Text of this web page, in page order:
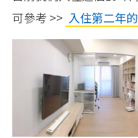
可參考 >> 入住第二年